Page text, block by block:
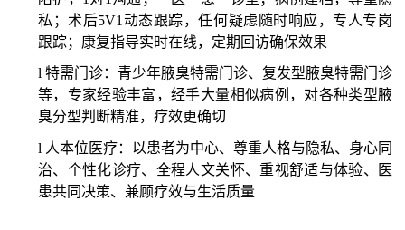
私；术后5V1动态跟踪，任何疑虑随时响应，专人专岗
跟踪； 康复指导实时在线，定期回访确保效果
l 特需门诊：青少年腋臭特需门诊、复发型腋臭特需门诊
等，专家经验丰富，经手大量相似病例，对各种类型腋
臭分型判断精准，疗效更确切
l 人本位医疗：以患者为中心、尊重人格与隐私、身心同
治、个性化诊疗、全程人文关怀、重视舒适与体验、医
患共同决策、兼顾疗效与生活质量